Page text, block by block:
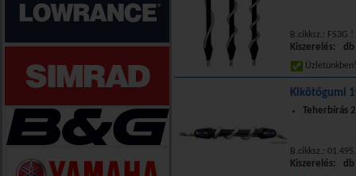
B.cikksz.: FS3G
Kiszerelés: db
Kikötőgumi
Teherbírás
B.cikksz.:
Kiszerelés: db